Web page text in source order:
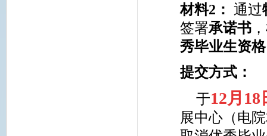
材料2 ： 通过
签署承诺书
秀毕业生资格
提交方式：
于12月
展中心（电